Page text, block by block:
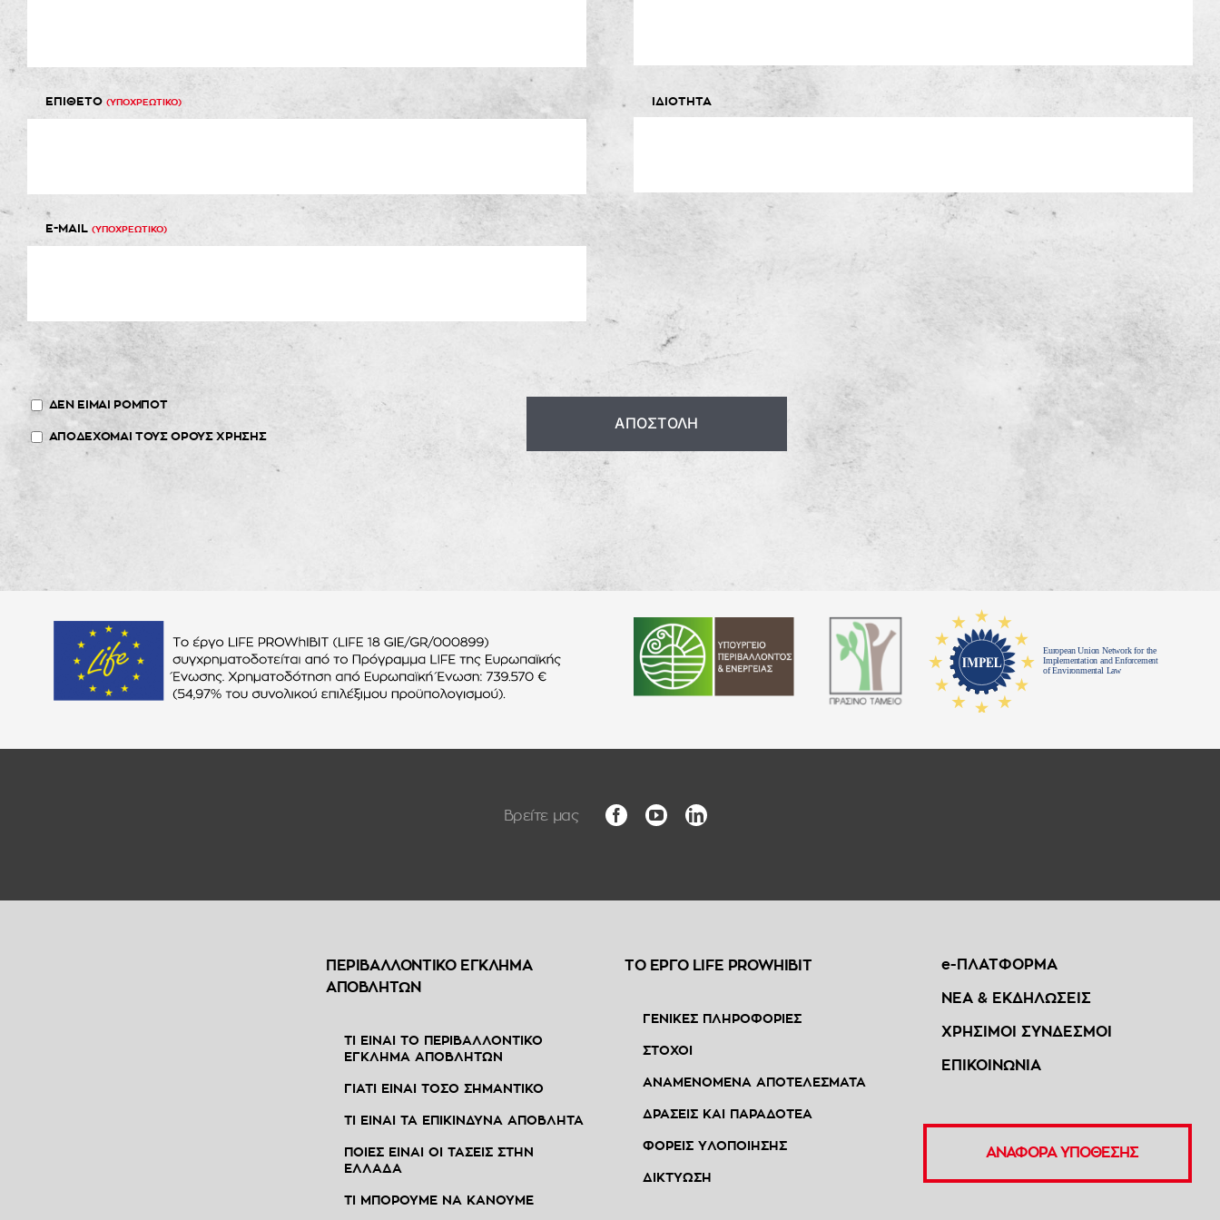
ΕΠΙΘΕΤΟ (ΥΠΟΧΡΕΩΤΙΚΟ) ΙΔΙΟΤΗΤΑ
E-MAIL (ΥΠΟΧΡΕΩΤΙΚΟ)
ΔΕΝ ΕΙΜΑΙ ΡΟΜΠΟΤ
ΑΠΟΔΕΧΟΜΑΙ ΤΟΥΣ ΟΡΟΥΣ ΧΡΗΣΗΣ
ΠΕΡΙΒΑΛΛΟΝΤΙΚΟ ΕΓΚΛΗΜΑ
ΑΠΟΒΛΗΤΩΝ
ΤΙ ΕΙΝΑΙ ΤΟ ΠΕΡΙΒΑΛΛΟΝΤΙΚΟ
ΕΓΚΛΗΜΑ ΑΠΟΒΛΗΤΩΝ
ΓΙΑΤΙ ΕΙΝΑΙ ΤΟΣΟ ΣΗΜΑΝΤΙΚΟ
ΤΙ ΕΙΝΑΙ ΤΑ ΕΠΙΚΙΝΔΥΝΑ ΑΠΟΒΛΗΤΑ
ΠΟΙΕΣ ΕΙΝΑΙ ΟΙ ΤΑΣΕΙΣ ΣΤΗΝ
ΕΛΛΑΔΑ
ΤΙ ΜΠΟΡΟΥΜΕ ΝΑ ΚΑΝΟΥΜΕ
ΤΟ ΕΡΓΟ LIFE PROWHIBIT
ΓΕΝΙΚΕΣ ΠΛΗΡΟΦΟΡΙΕΣ
ΣΤΟΧΟΙ
ΑΝΑΜΕΝΟΜΕΝΑ ΑΠΟΤΕΛΕΣΜΑΤΑ
ΔΡΑΣΕΙΣ ΚΑΙ ΠΑΡΑΔΟΤΕΑ
ΦΟΡΕΙΣ ΥΛΟΠΟΙΗΣΗΣ
ΔΙΚΤΥΩΣΗ
e-ΠΛΑΤΦΟΡΜΑ
ΝΕΑ & ΕΚΔΗΛΩΣΕΙΣ
ΧΡΗΣΙΜΟΙ ΣΥΝΔΕΣΜΟΙ
ΕΠΙΚΟΙΝΩΝΙΑ
ΑΝΑΦΟΡΑ ΥΠΟΘΕΣΗΣ